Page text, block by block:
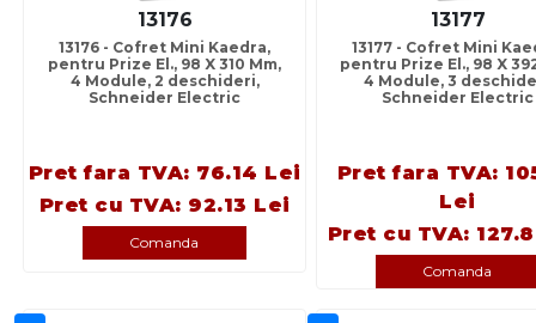
13176
13176 - Cofret Mini Kaedra,
pentru Prize El., 98 X 310 Mm,
4 Module, 2 deschideri,
Schneider Electric
Pret fara TVA: 76.14 Lei
Pret cu TVA: 92.13 Lei
Comanda
13177
13177 - Cofret Mini
pentru Prize El., 98 X
4 Module, 3
Schneider Electric
Pret fara TVA:
Lei
Pret cu TVA:
Comanda